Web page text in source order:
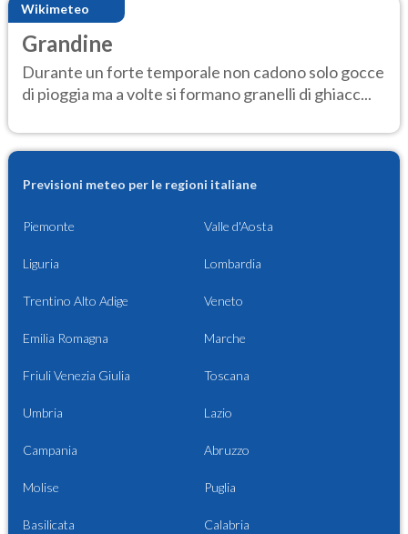
Wikimeteo
Grandine
Durante un forte temporale non cadono solo gocce
di pioggia ma a volte si formano granelli di ghiacc...
Previsioni meteo per le regioni italiane
Piemonte Valle d'Aosta
Liguria Lombardia
Trentino Alto Adige Veneto
Emilia Romagna Marche
Friuli Venezia Giulia Toscana
Umbria Lazio
Campania Abruzzo
Molise Puglia
Basilicata Calabria